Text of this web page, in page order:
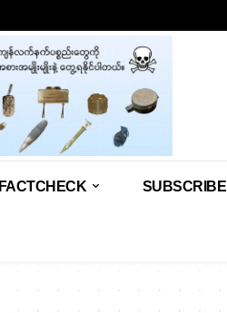
FACTCHECK SUBSCRIBE